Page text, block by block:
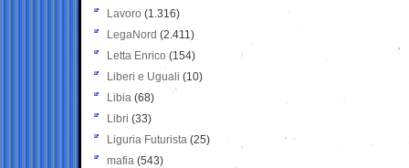
Lavoro (1.316)
LegaNord (2.411)
Letta Enrico (154)
Liberi e Uguali (10)
Libia (68)
Libri (33)
Liguria Futurista (25)
mafia (543)